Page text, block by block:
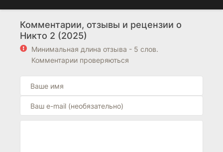
Комментарии, отзывы и рецензии о
Никто 2 (2025)
Минимальная длина отзыва - 5 слов.
Комментарии проверяються